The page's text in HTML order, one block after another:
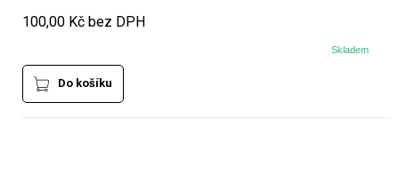
100,00 Kč bez DPH
Skladem
Do košíku